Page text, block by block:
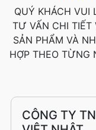
QUÝ KHÁCH VUI
TƯ VẤN CHI TIẾT
SẢN PHẨM VÀ
HỢP THEO TỪNG
CÔNG TY